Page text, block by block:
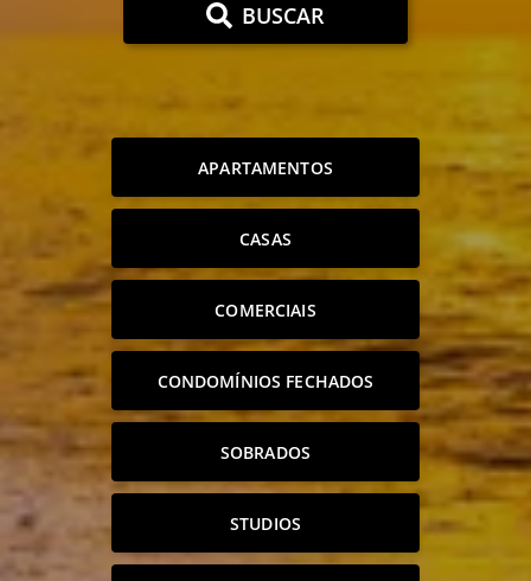
BUSCAR
APARTAMENTOS
CASAS
COMERCIAIS
CONDOMÍNIOS FECHADOS
SOBRADOS
STUDIOS